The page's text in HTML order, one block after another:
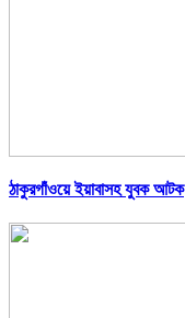
ঠাকুরগাঁওয়ে ইয়াবাসহ যুবক আটক